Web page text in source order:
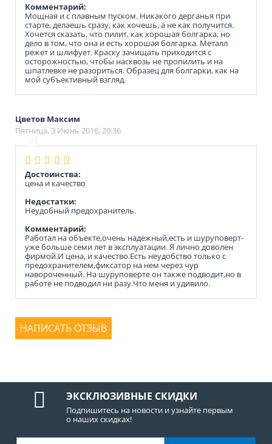
Комментарий:
Мощная и с плавным пуском. Никакого дерганья при
старте, делаешь сразу, как хочешь, а не как получится.
Хочется сказать, что пилит, как хорошая болгарка, но
дело в том, что она и есть хорошая болгарка. Металл
режет и шлифует. Краску зачищать приходится с
осторожностью, чтобы насквозь не пропилить и на
шпатлевке не разориться. Образец для болгарки, как на
мой субъективный взгляд.
Цветов Максим
Пятница, 3 Июнь 2016, 20:36
Достоинства:
цена и качество
Недостатки:
Неудобный предохранитель.
Комментарий:
Работал на объекте,очень надежный,есть и шуруповерт-
уже больше семи лет в эксплуатации. Я лично доволен
фирмой.И цена, и качество.Есть неудобство только с
предохранителем,фиксатор на нем через чур
навороченный. На шуруповерте он также подводит,но в
работе не подводил ни разу.Что меня и удивило.
НАПИСАТЬ ОТЗЫВ
ЭКСКЛЮЗИВНЫЕ СКИДКИ
Подпишитесь на новости и узнайте первым
о наших скидках!